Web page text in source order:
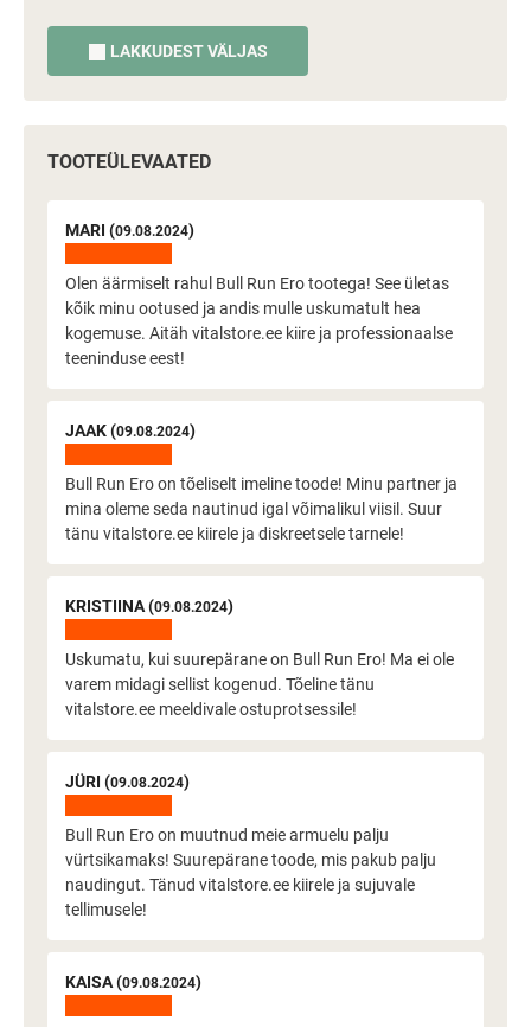
LAKKUDEST VÄLJAS
TOOTEÜLEVAATED
MARI (09.08.2024)
Olen äärmiselt rahul Bull Run Ero tootega! See ületas
kõik minu ootused ja andis mulle uskumatult hea
kogemuse. Aitäh vitalstore.ee kiire ja professionaalse
teeninduse eest!
JAAK (09.08.2024)
Bull Run Ero on tõeliselt imeline toode! Minu partner ja
mina oleme seda nautinud igal võimalikul viisil. Suur
tänu vitalstore.ee kiirele ja diskreetsele tarnele!
KRISTIINA (09.08.2024)
Uskumatu, kui suurepärane on Bull Run Ero! Ma ei ole
varem midagi sellist kogenud. Tõeline tänu
vitalstore.ee meeldivale ostuprotsessile!
JÜRI (09.08.2024)
Bull Run Ero on muutnud meie armuelu palju
vürtsikamaks! Suurepärane toode, mis pakub palju
naudingut. Tänud vitalstore.ee kiirele ja sujuvale
tellimusele!
KAISA (09.08.2024)